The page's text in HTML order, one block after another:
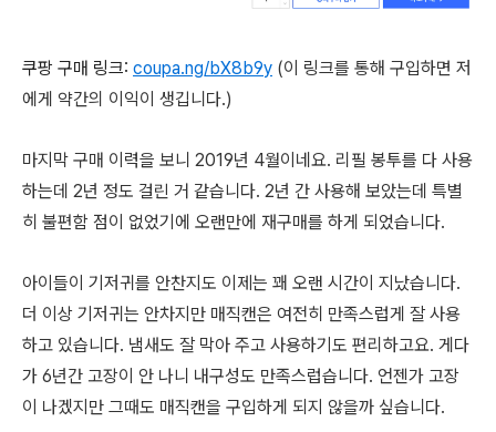
쿠팡 구매 링크: coupa.ng/bX8b9y (이 링크를 통해 구입하면 저
에게 약간의 이익이 생깁니다.)
마지막 구매 이력을 보니 2019년 4월이네요. 리필 봉투를 다 사용
하는데 2년 정도 걸린 거 같습니다. 2년 간 사용해 보았는데 특별
히 불편함 점이 없었기에 오랜만에 재구매를 하게 되었습니다.
아이들이 기저귀를 안찬지도 이제는 꽤 오랜 시간이 지났습니다.
더 이상 기저귀는 안차지만 매직캔은 여전히 만족스럽게 잘 사용
하고 있습니다. 냄새도 잘 막아 주고 사용하기도 편리하고요. 게다
가 6년간 고장이 안 나니 내구성도 만족스럽습니다. 언젠가 고장
이 나겠지만 그때도 매직캔을 구입하게 되지 않을까 싶습니다.